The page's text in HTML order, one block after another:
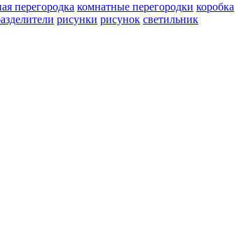
перегородка комнатные перегородки коробка
рисунки рисунок светильник